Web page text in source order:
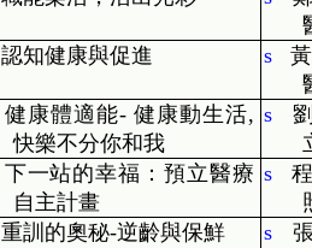
認知健康與促進 s
健康體適能- 健康動生活,
快樂不分你和我
s
下一站的幸福：預立醫療
自主計畫
s
重訓的奧秘-逆齡與保鮮 s